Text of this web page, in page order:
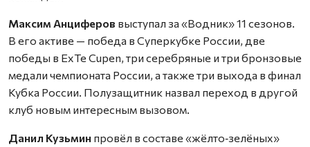
Максим Анциферов выступал за «Водник» 11 сезонов.
В его активе — победа в Суперкубке России, две
победы в ExTe Cupen, три серебряные и три бронзовые
медали чемпионата России, а также три выхода в финал
Кубка России. Полузащитник назвал переход в другой
клуб новым интересным вызовом.
Данил Кузьмин провёл в составе «жёлто‑зелёных»